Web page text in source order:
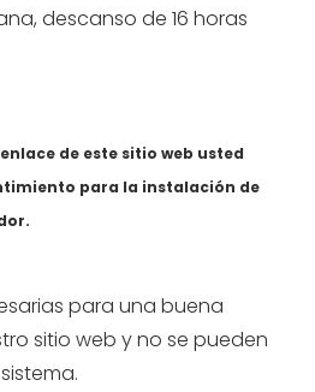
de este sitio web usted
para la instalación de
para una buena
sitio web y no se pueden
descanso de 16 horas
horas en el plató.
en cámara*
horas en plató.